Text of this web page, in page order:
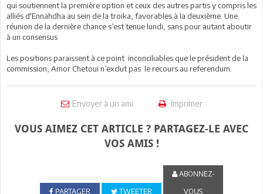
qui soutiennent la première option et ceux des autres partis y compris les
alliés d'Ennahdha au sein de la troika, favorables à la deuxième. Une
réunion de la dernière chance s’est tenue lundi, sans pour autant aboutir
à un consensus
Les positions paraissent à ce point inconciliables que le président de la
commission, Amor Chetoui n’exclut pas le recours au referendum.
Envoyer à un ami Imprimer
VOUS AIMEZ CET ARTICLE ? PARTAGEZ-LE AVEC
VOS AMIS !
PARTAGER TWEETER
ABONNEZ-
VOUS